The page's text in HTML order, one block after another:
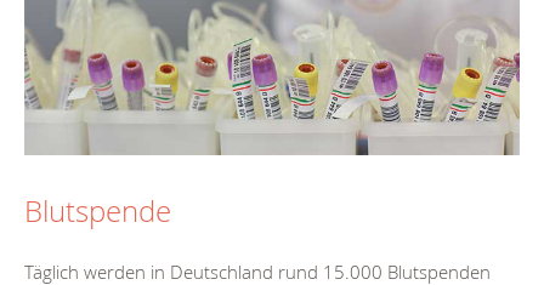
Blutspende
Täglich werden in Deutschland rund 15.000 Blutspenden